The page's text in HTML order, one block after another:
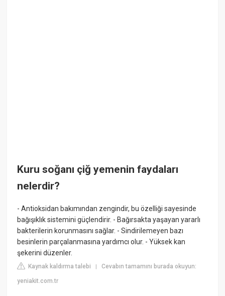
Kuru soğanı çiğ yemenin faydaları
nelerdir?
- Antioksidan bakımından zengindir, bu özelliği sayesinde
bağışıklık sistemini güçlendirir. - Bağırsakta yaşayan yararlı
bakterilerin korunmasını sağlar. - Sindirilemeyen bazı
besinlerin parçalanmasına yardımcı olur. - Yüksek kan
şekerini düzenler.
Kaynak kaldırma talebi |Cevabın tamamını burada okuyun:
yeniakit.com.tr